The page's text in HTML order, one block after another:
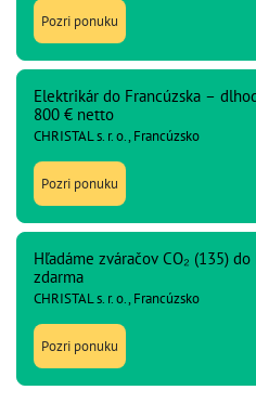
Pozri ponuku
Elektrikár do Francúzska –
800 € netto
CHRISTAL s. r. o., Francúzsko
Pozri ponuku
Hľadáme zváračov CO₂ (135)
zdarma
CHRISTAL s. r. o., Francúzsko
Pozri ponuku